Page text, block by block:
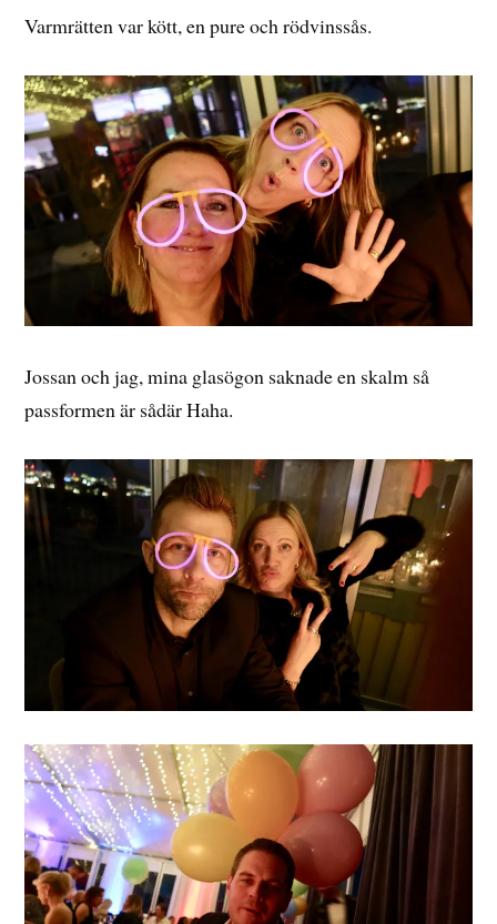
Varmrätten var kött, en pure och rödvinssås.
Jossan och jag, mina glasögon saknade en skalm så
passformen är sådär Haha.